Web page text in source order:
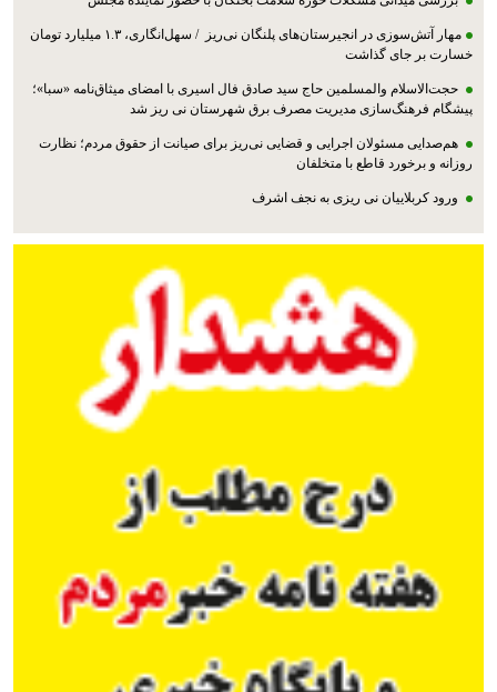
مهار آتش‌سوزی در انجیرستان‌های پلنگان نی‌ریز / سهل‌انگاری، ۱.۳ میلیارد تومان
خسارت بر جای گذاشت
حجت‌الاسلام والمسلمین حاج سید صادق فال اسیری با امضای میثاق‌نامه «سبا»؛
پیشگام فرهنگ‌سازی مدیریت مصرف برق شهرستان نی ریز شد
هم‌صدایی مسئولان اجرایی و قضایی نی‌ریز برای صیانت از حقوق مردم؛ نظارت
روزانه و برخورد قاطع با متخلفان
ورود کربلاییان نی ریزی به نجف اشرف